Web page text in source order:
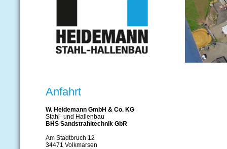
Anfahrt
W. Heidemann GmbH & Co. KG
Stahl- und Hallenbau
BHS Sandstrahltechnik GbR
Am Stadtbruch 12
34471 Volkmarsen